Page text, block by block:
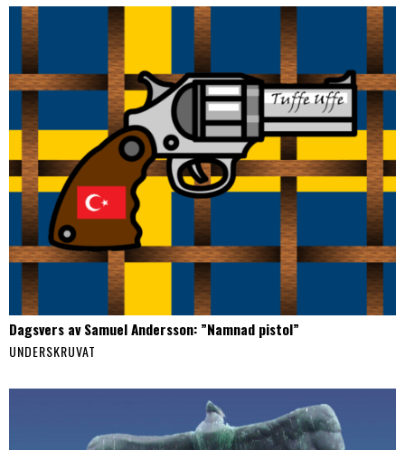
Dagsvers av Samuel Andersson: ”Namnad pistol”
UNDERSKRUVAT